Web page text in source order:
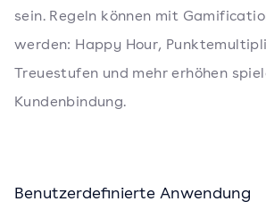
sein. Regeln können mit
werden: Happy Hour,
Treuestufen und mehr erhöhen
Kundenbindung.
Benutzerdefinierte Anwendung